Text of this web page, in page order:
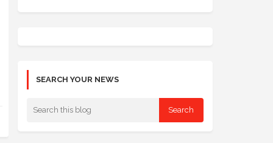
SEARCH YOUR NEWS